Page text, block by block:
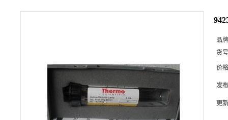
品
货
价
发
更